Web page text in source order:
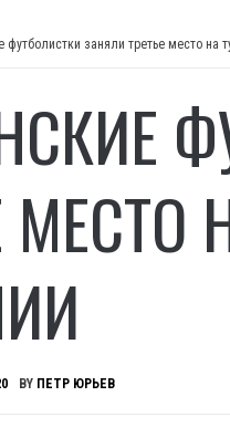
футболистки заняли третье место на
МЕСТО
BY ПЕТР ЮРЬЕВ